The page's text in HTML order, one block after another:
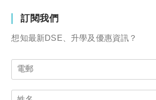
訂閱我們
想知最新DSE、升學及優惠資訊？